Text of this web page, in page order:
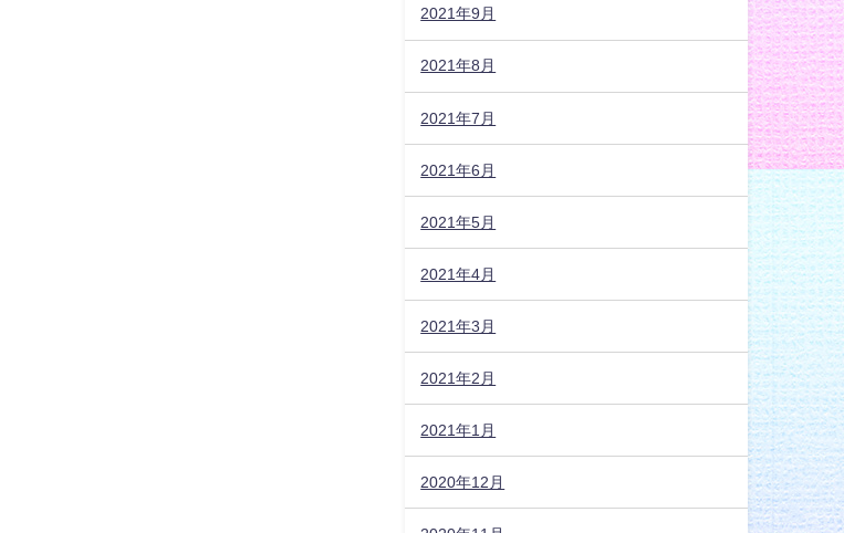
2021年9月
2021年8月
2021年7月
2021年6月
2021年5月
2021年4月
2021年3月
2021年2月
2021年1月
2020年12月